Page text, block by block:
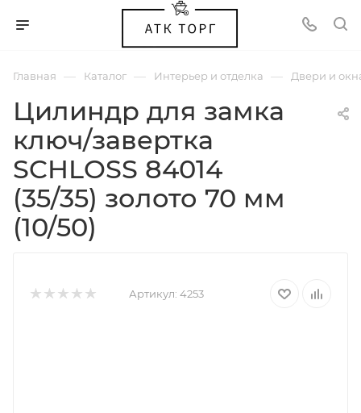
Главная — Каталог — Интерьер и отделка — Двери и
Цилиндр для замка
ключ/завертка
SCHLOSS 84014
(35/35) золото 70 мм
(10/50)
Артикул: 4253